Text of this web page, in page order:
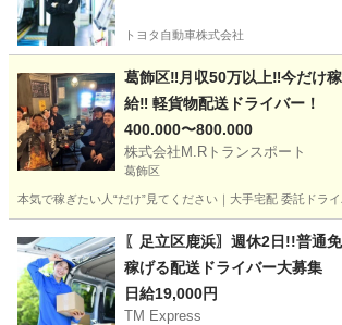
トヨタ自動車株式会社
葛飾区‼️月収50万以上‼️今だけ
給‼️ 軽貨物配送ドライバー！
400.000〜800.000
株式会社M.Rトランスポート
葛飾区
本気で稼ぎたい人“だけ”見てください｜大手宅配 委託ドラ
配送 給料
〖足立区鹿浜〗週休2日!!普通
稼げる配送ドライバー大募集
日給19,000円
TM Express